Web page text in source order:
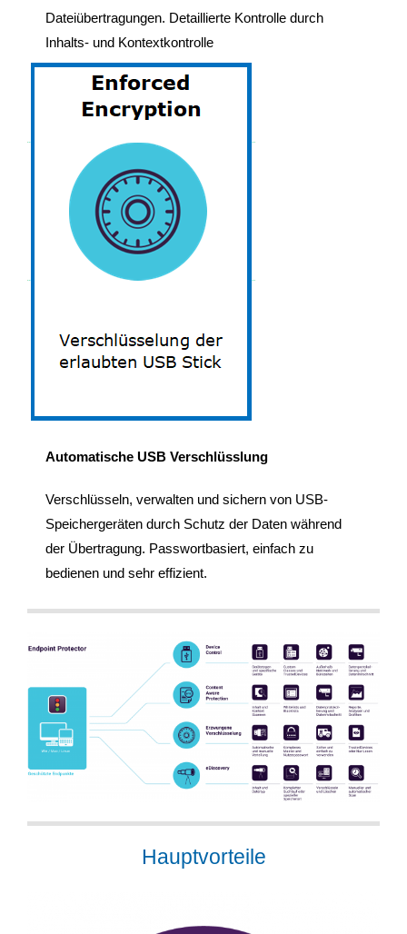
Dateiübertragungen. Detaillierte Kontrolle durch
Inhalts- und Kontextkontrolle
Automatische USB Verschlüsslung
Verschlüsseln, verwalten und sichern von USB-
Speichergeräten durch Schutz der Daten während
der Übertragung. Passwortbasiert, einfach zu
bedienen und sehr effizient.
Hauptvorteile